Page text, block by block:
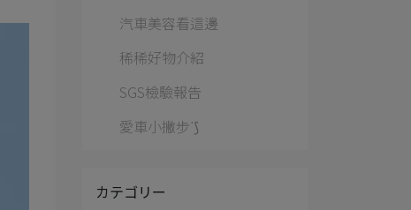
汽車美容看這邊
稀稀好物介紹
SGS檢驗報告
愛車小撇步ᐝ⟆
カテゴリー